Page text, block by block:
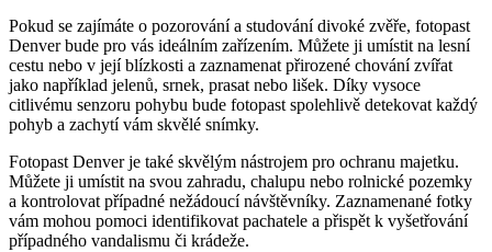
Pokud se zajímáte o pozorování a studování divoké zvěře, fotopast
Denver bude pro vás ideálním zařízením. Můžete ji umístit na lesní
cestu nebo v její blízkosti a zaznamenat přirozené chování zvířat
jako například jelenů, srnek, prasat nebo lišek. Díky vysoce
citlivému senzoru pohybu bude fotopast spolehlivě detekovat každý
pohyb a zachytí vám skvělé snímky.
Fotopast Denver je také skvělým nástrojem pro ochranu majetku.
Můžete ji umístit na svou zahradu, chalupu nebo rolnické pozemky
a kontrolovat případné nežádoucí návštěvníky. Zaznamenané fotky
vám mohou pomoci identifikovat pachatele a přispět k vyšetřování
případného vandalismu či krádeže.